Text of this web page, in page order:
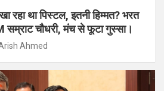
रहा था पिस्टल, इतनी हिम्मत? भरत
सम्राट चौधरी, मंच से फूटा गुस्सा।
Ahmed